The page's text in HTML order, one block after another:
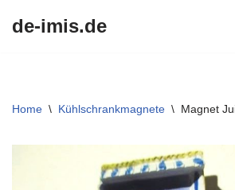
de-imis.de
Home \ Kühlschrankmagnete \ Magnet